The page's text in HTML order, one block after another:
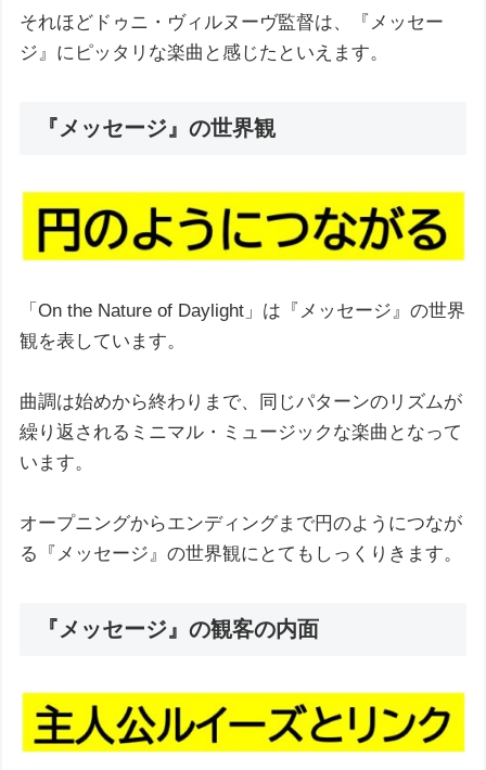
それほどドゥニ・ヴィルヌーヴ監督は、『メッセー
ジ』にピッタリな楽曲と感じたといえます。
『メッセージ』の世界観
「On the Nature of Daylight」は『メッセージ』の世界
観を表しています。
曲調は始めから終わりまで、同じパターンのリズムが
繰り返されるミニマル・ミュージックな楽曲となって
います。
オープニングからエンディングまで円のようにつなが
る『メッセージ』の世界観にとてもしっくりきます。
『メッセージ』の観客の内面